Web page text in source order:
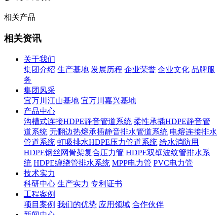
相关产品
相关资讯
关于我们
集团介绍 生产基地 发展历程 企业荣誉 企业文化 品牌服
务
集团风采
宜万川江山基地 宜万川嘉兴基地
产品中心
沟槽式连接HDPE静音管道系统 柔性承插HDPE静音管
道系统 无翻边热熔承插静音排水管道系统 电熔连接排水
管道系统 虹吸排水HDPE压力管道系统 给水消防用
HDPE钢丝网骨架复合压力管 HDPE双壁波纹管排水系
统 HDPE缠绕管排水系统 MPP电力管 PVC电力管
技术实力
科研中心 生产实力 专利证书
工程案例
项目案例 我们的优势 应用领域 合作伙伴